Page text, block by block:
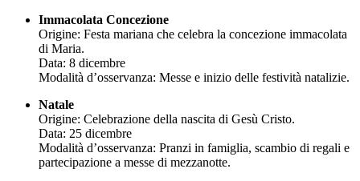
Immacolata Concezione
Origine: Festa mariana che celebra la concezione immacolata
di Maria.
Data: 8 dicembre
Modalità d’osservanza: Messe e inizio delle festività natalizie.
Natale
Origine: Celebrazione della nascita di Gesù Cristo.
Data: 25 dicembre
Modalità d’osservanza: Pranzi in famiglia, scambio di regali e
partecipazione a messe di mezzanotte.